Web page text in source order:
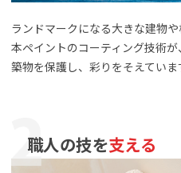
ランドマークになる大きな建物
本ペイントのコーティング技術
築物を保護し、彩りをそえていま
職人の技を支える